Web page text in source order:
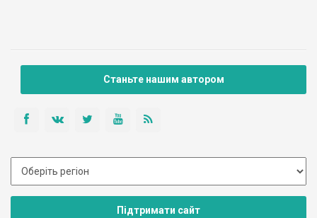
Станьте нашим автором
Підтримати сайт